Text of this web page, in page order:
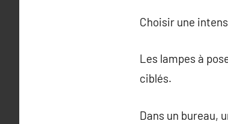
Choisir une
Les lampes à
ciblés.
Dans un bureau,